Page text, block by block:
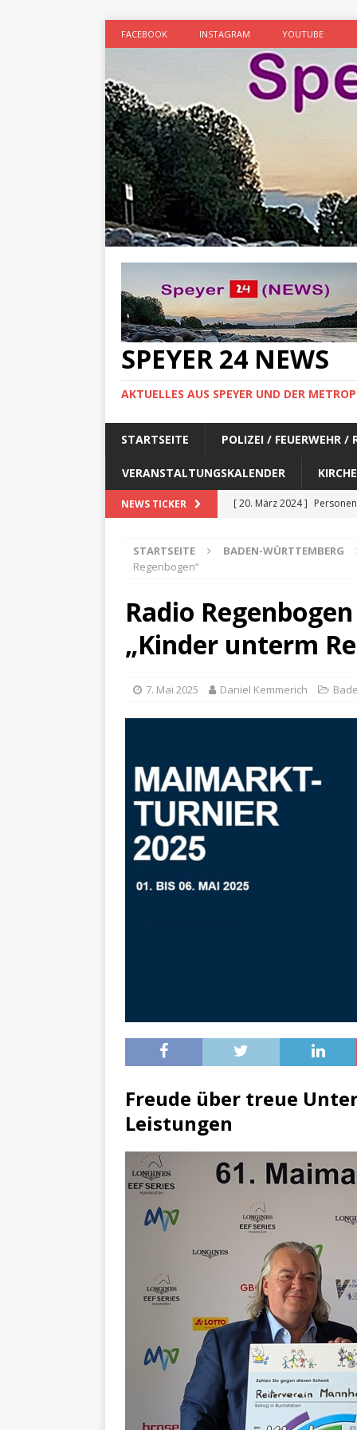
FACEBOOK INSTAGRAM YOUTUBE
SPEYER 24 NEWS
AKTUELLES AUS SPEYER UND DER
STARTSEITE POLIZEI / FEUERWEHR /
VERANSTALTUNGSKALENDER KIRCHE
NEWS TICKER [ 20. März 2024 ]
[ 17. März 2024 ]
[ 17. März 2024 ]
[ 29. Februar 2024 ]
[ 6. Februar 2024 ]
[ 16. Dezember 2023 ]
[ 31. Oktober 2023 ]
[ 19. Oktober 2023 ]
[ 15. April 2023 ]
Natur/
[ 7. Mai 2025 ]
Radio
[ 4. Mai 2025 ]
Technik
[ 29. März 2024 ] Polizei /
STARTSEITE BADEN-WÜRTTEMBERG
Regenbogen“
Radio
„Kinder unterm
7. Mai 2025 Daniel Kemmerich
Freude über treue
Leistungen